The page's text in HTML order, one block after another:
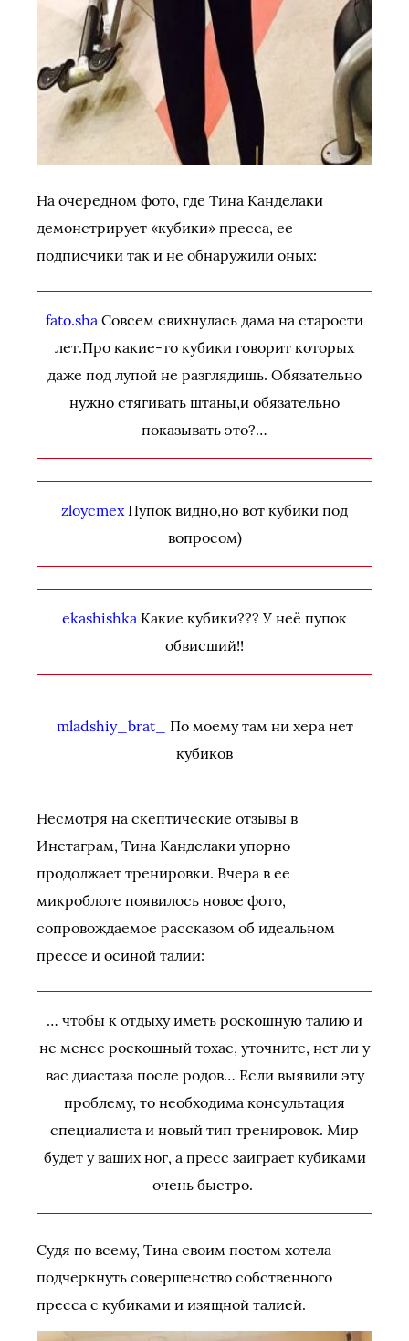
На очередном фото, где Тина Канделаки
демонстрирует «кубики» пресса, ее
подписчики так и не обнаружили оных:
fato.sha Совсем свихнулась дама на старости
лет.Про какие-то кубики говорит которых
даже под лупой не разглядишь. Обязательно
нужно стягивать штаны,и обязательно
показывать это?…
zloycmexПупок видно,но вот кубики под
вопросом)
ekashishka Какие кубики??? У неё пупок
обвисший!!
mladshiy_brat_ По моему там ни хера нет
кубиков
Несмотря на скептические отзывы в
Инстаграм, Тина Канделаки упорно
продолжает тренировки. Вчера в ее
микроблоге появилось новое фото,
сопровождаемое рассказом об идеальном
прессе и осиной талии:
… чтобы к отдыху иметь роскошную талию и
не менее роскошный тохас, уточните, нет ли у
вас диастаза после родов… Если выявили эту
проблему, то необходима консультация
специалиста и новый тип тренировок. Мир
будет у ваших ног, а пресс заиграет кубиками
очень быстро.
Судя по всему, Тина своим постом хотела
подчеркнуть совершенство собственного
пресса с кубиками и изящной талией.